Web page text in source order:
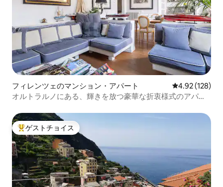
フィレンツェのマンション・アパート レビュー128
4.92 (128)
オルトラルノにある、輝きを放つ豪華な折衷様式のアパー
大好評のゲストチョイスです。
ゲストチョイス